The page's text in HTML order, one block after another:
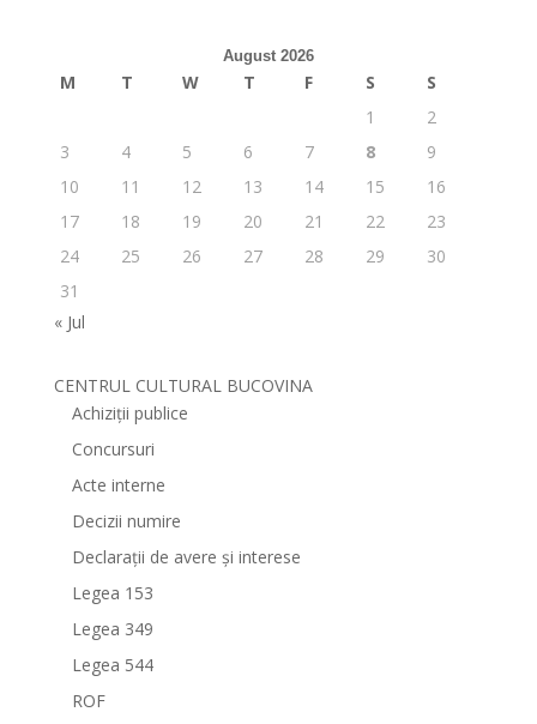
August 2026
M T W T F S
S
1
2
3
4 5 6 7 8
9
10
11 12 13 14 15
16
17
18 19 20 21 22
23
24
25 26 27 28 29
30
31
« Jul
CENTRUL CULTURAL BUCOVINA
Achiziții publice
Concursuri
Acte interne
Decizii numire
Declarații de avere și interese
Legea 153
Legea 349
Legea 544
ROF